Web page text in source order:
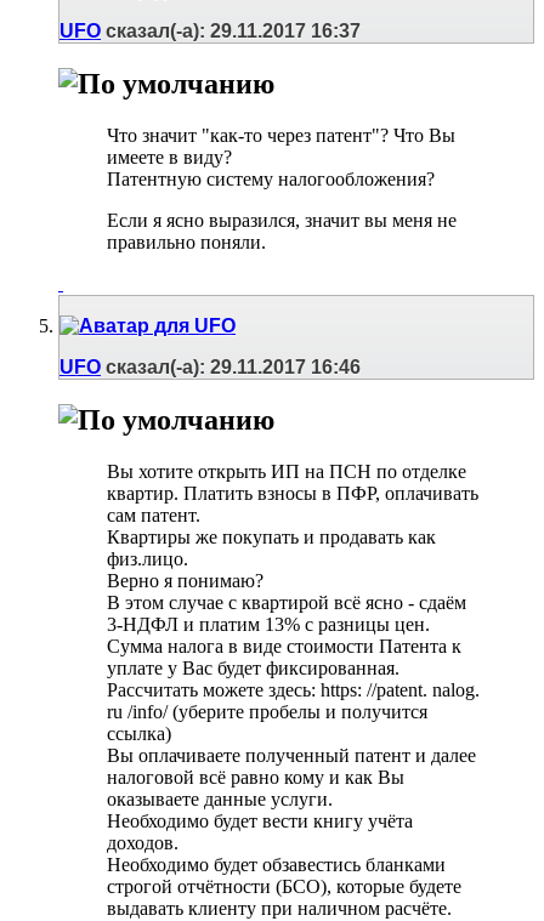
UFO сказал(-а): 29.11.2017 16:37
Что значит "как-то через патент"? Что Вы
имеете в виду?
Патентную систему налогообложения?
Если я ясно выразился, значит вы меня не
правильно поняли.
UFO сказал(-а): 29.11.2017 16:46
Вы хотите открыть ИП на ПСН по отделке
квартир. Платить взносы в ПФР, оплачивать
сам патент.
Квартиры же покупать и продавать как
физ.лицо.
Верно я понимаю?
В этом случае с квартирой всё ясно - сдаём
3-НДФЛ и платим 13% с разницы цен.
Сумма налога в виде стоимости Патента к
уплате у Вас будет фиксированная.
Рассчитать можете здесь: https: //patent. nalog.
ru /info/ (уберите пробелы и получится
ссылка)
Вы оплачиваете полученный патент и далее
налоговой всё равно кому и как Вы
оказываете данные услуги.
Необходимо будет вести книгу учёта
доходов.
Необходимо будет обзавестись бланками
строгой отчётности (БСО), которые будете
выдавать клиенту при наличном расчёте.